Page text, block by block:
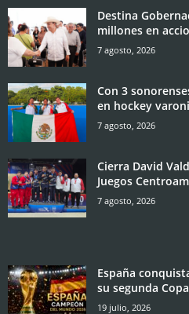
Destina
millones en
7 agosto, 2026
Con 3
en hockey
7 agosto, 2026
Cierra David
Juegos
7 agosto, 2026
España
su segunda
19 julio, 2026